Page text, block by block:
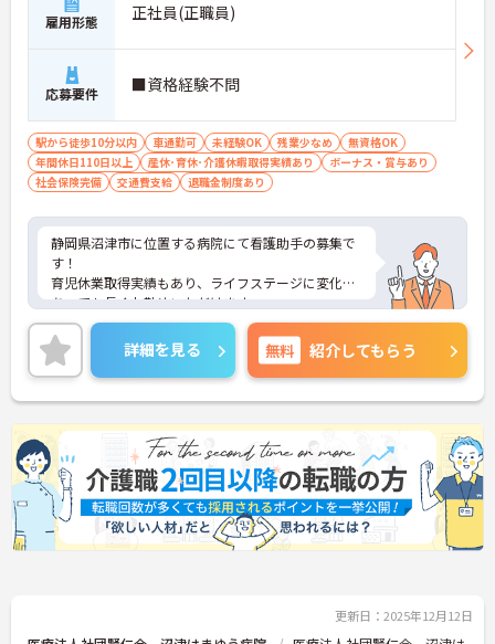
雇用形態 正社員(正職員)
応募要件 ■資格経験不問
駅から徒歩10分以内 車通勤可 未経験OK 残業少なめ
無資格OK
年間休日110日以上
産休･育休･介護休暇取得実績あり
ボーナス・賞与あり
社会保険完備
交通費支給 退職金制度あり
静岡県沼津市に位置する病院にて看護助手の募集で
す！
育児休業取得実績もあり、ライフステージに変化が
あっても長くお勤めいただけます。
ご興味ある方には、面接対策ポイントなど、さらに
詳細をお話しいたしますのでお気軽にご相談くださ
い！
詳細を見る 無料 紹介してもらう
更新日：2025年12月12日